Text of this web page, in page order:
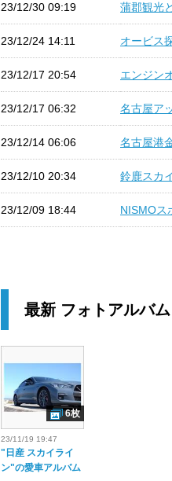
23/12/30 09:19 蒲郡観光
23/12/24 14:11 オービス
23/12/17 20:54 エンジン
23/12/17 06:32 名古屋ア
23/12/14 06:06 名古屋港
23/12/10 20:34 鈴鹿スカ
23/12/09 18:44 NISMOス
最新 フォトアルバム
23/11/19 19:47
"日産 スカイライ
ン"の愛車アルバム
6枚